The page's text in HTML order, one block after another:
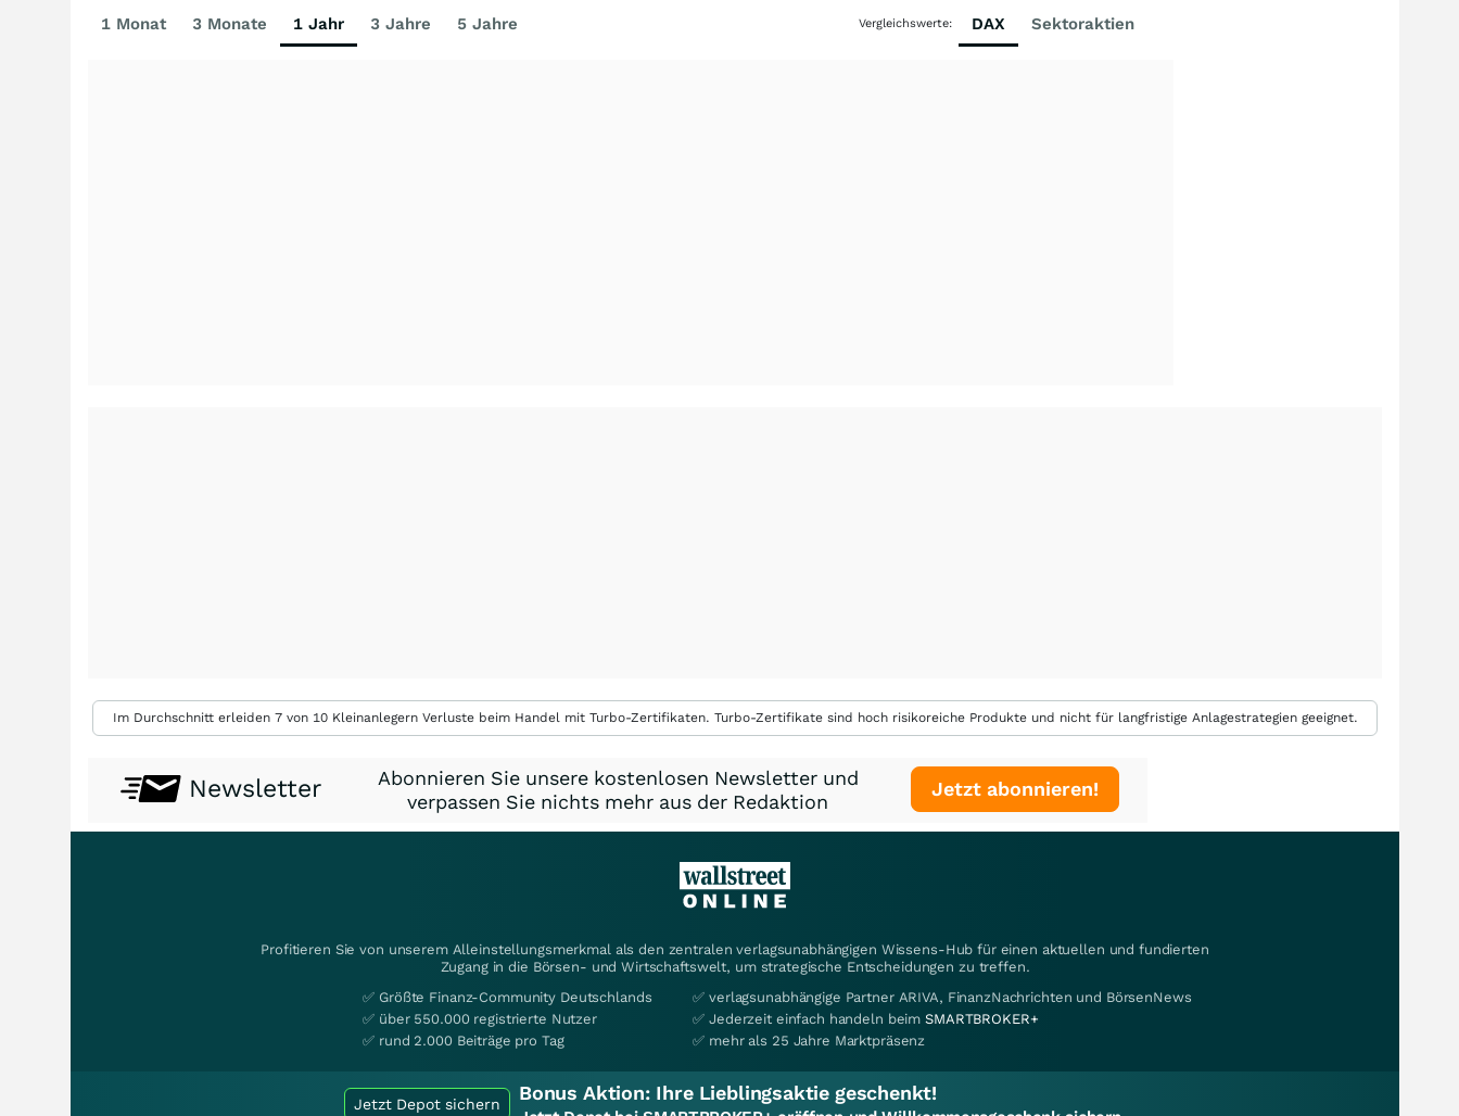
1 Monat 3 Monate 1 Jahr 3 Jahre 5 Jahre Vergleichswerte: DAX Sektoraktien
Im Durchschnitt erleiden 7 von 10 Kleinanlegern Verluste beim Handel mit Turbo-Zertifikaten. Turbo-Zertifikate sind hoch risikoreiche Produkte und nicht für langfristige Anlagestrategien geeignet.
Newsletter
Abonnieren Sie unsere kostenlosen Newsletter und
verpassen Sie nichts mehr aus der Redaktion
Jetzt abonnieren!
Profitieren Sie von unserem Alleinstellungsmerkmal als den zentralen verlagsunabhängigen Wissens-Hub für einen aktuellen und fundierten
Zugang in die Börsen- und Wirtschaftswelt, um strategische Entscheidungen zu treffen.
✅ Größte Finanz-Community Deutschlands
✅ über 550.000 registrierte Nutzer
✅ rund 2.000 Beiträge pro Tag
✅ verlagsunabhängige Partner ARIVA, FinanzNachrichten und BörsenNews
✅ Jederzeit einfach handeln beimSMARTBROKER+
✅ mehr als 25 Jahre Marktpräsenz
Jetzt Depot sichern Bonus Aktion: Ihre Lieblingsaktie geschenkt!